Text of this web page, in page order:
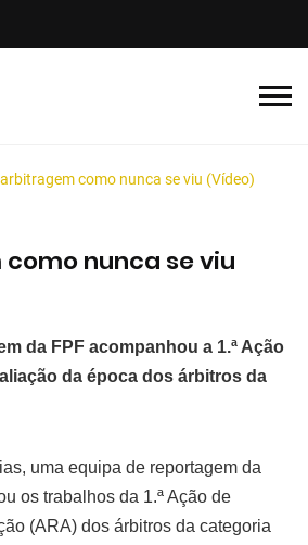
como nunca se viu (Vídeo)
nunca se viu
da FPF acompanhou a 1.ª Ação
da época dos árbitros da
uma equipa de reportagem da
os trabalhos da 1.ª Ação de
(ARA) dos árbitros da categoria